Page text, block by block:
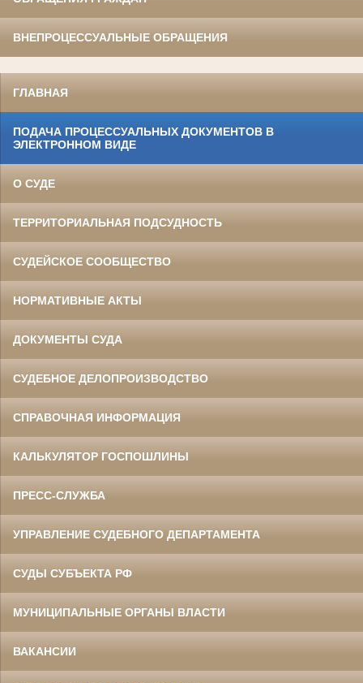
ВНЕПРОЦЕССУАЛЬНЫЕ ОБРАЩЕНИЯ
ГЛАВНАЯ
ПОДАЧА ПРОЦЕССУАЛЬНЫХ ДОКУМЕНТОВ В
ЭЛЕКТРОННОМ ВИДЕ
О СУДЕ
ТЕРРИТОРИАЛЬНАЯ ПОДСУДНОСТЬ
СУДЕЙСКОЕ СООБЩЕСТВО
НОРМАТИВНЫЕ АКТЫ
ДОКУМЕНТЫ СУДА
СУДЕБНОЕ ДЕЛОПРОИЗВОДСТВО
СПРАВОЧНАЯ ИНФОРМАЦИЯ
КАЛЬКУЛЯТОР ГОСПОШЛИНЫ
ПРЕСС-СЛУЖБА
УПРАВЛЕНИЕ СУДЕБНОГО ДЕПАРТАМЕНТА
СУДЫ СУБЪЕКТА РФ
МУНИЦИПАЛЬНЫЕ ОРГАНЫ ВЛАСТИ
ВАКАНСИИ